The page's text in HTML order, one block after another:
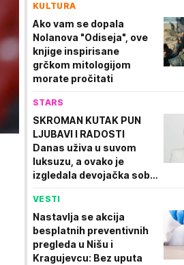
KULTURA
Ako vam se dopala
Nolanova "Odiseja", ove
knjige inspirisane
grčkom mitologijom
morate pročitati
STARS
SKROMAN KUTAK PUN
LJUBAVI I RADOSTI
Danas uživa u suvom
luksuzu, a ovako je
izgledala devojačka soba
VESTI
Nastavlja se akcija
besplatnih preventivnih
pregleda u Nišu i
Kragujevcu: Bez uputa